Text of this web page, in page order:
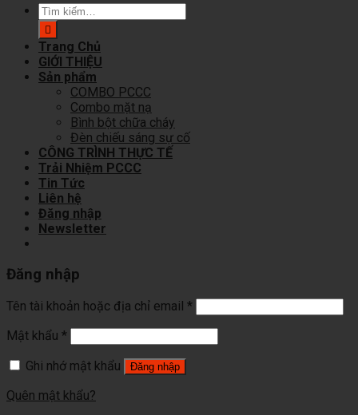
Tìm
kiếm:
Trang Chủ
GIỚI THIỆU
Sản phẩm
COMBO PCCC
Combo mặt nạ
Bình bột chữa cháy
Đèn chiếu sáng sự cố
CÔNG TRÌNH THỰC TẾ
Trải Nhiệm PCCC
Tin Tức
Liên hệ
Đăng nhập
Newsletter
Đăng nhập
Tên tài khoản hoặc địa chỉ email *
Mật khẩu *
Ghi nhớ mật khẩu
Đăng nhập
Quên mật khẩu?